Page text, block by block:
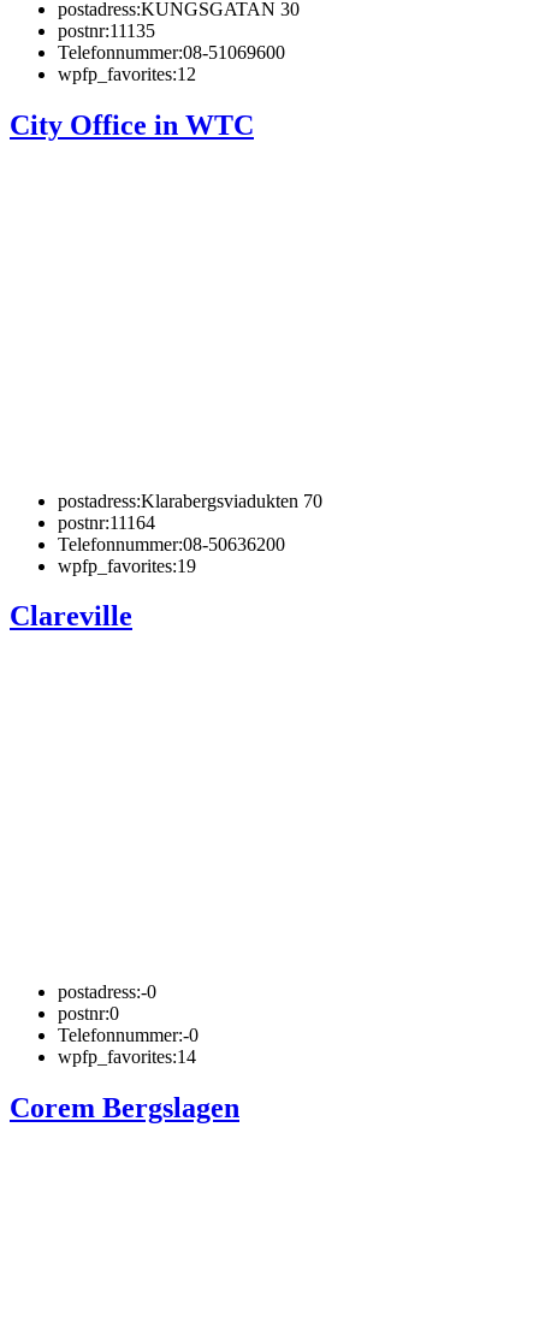
postadress:KUNGSGATAN 30
postnr:11135
Telefonnummer:08-51069600
wpfp_favorites:12
City Office in WTC
postadress:Klarabergsviadukten 70
postnr:11164
Telefonnummer:08-50636200
wpfp_favorites:19
Clareville
postadress:-0
postnr:0
Telefonnummer:-0
wpfp_favorites:14
Corem Bergslagen